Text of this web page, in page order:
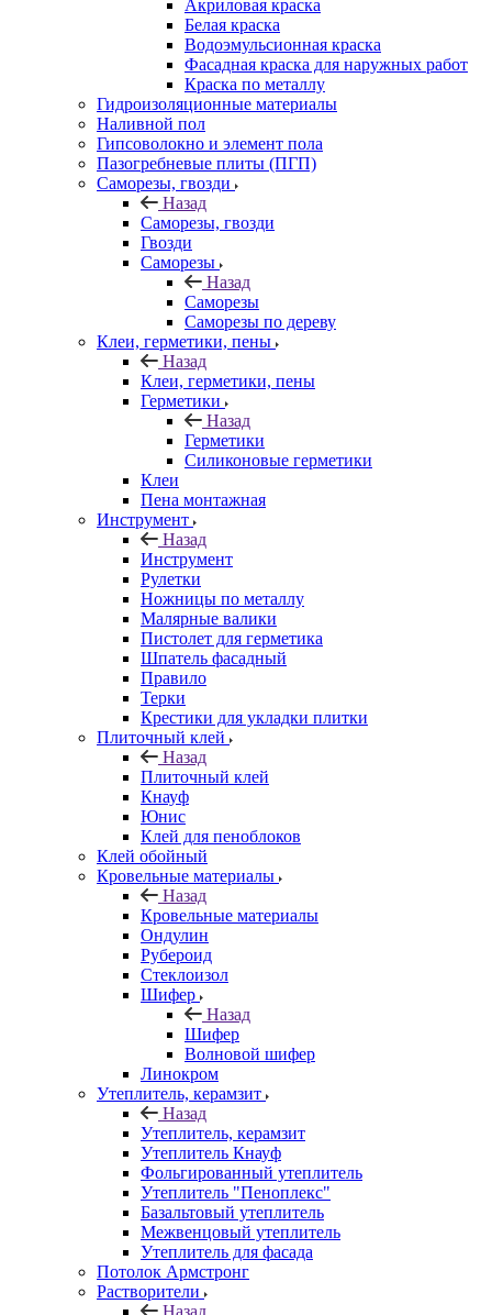
Акриловая краска
Белая краска
Водоэмульсионная краска
Фасадная краска для наружных работ
Краска по металлу
Гидроизоляционные материалы
Наливной пол
Гипсоволокно и элемент пола
Пазогребневые плиты (ПГП)
Саморезы, гвозди
Назад
Саморезы, гвозди
Гвозди
Саморезы
Назад
Саморезы
Саморезы по дереву
Клеи, герметики, пены
Назад
Клеи, герметики, пены
Герметики
Назад
Герметики
Силиконовые герметики
Клеи
Пена монтажная
Инструмент
Назад
Инструмент
Рулетки
Ножницы по металлу
Малярные валики
Пистолет для герметика
Шпатель фасадный
Правило
Терки
Крестики для укладки плитки
Плиточный клей
Назад
Плиточный клей
Кнауф
Юнис
Клей для пеноблоков
Клей обойный
Кровельные материалы
Назад
Кровельные материалы
Ондулин
Рубероид
Стеклоизол
Шифер
Назад
Шифер
Волновой шифер
Линокром
Утеплитель, керамзит
Назад
Утеплитель, керамзит
Утеплитель Кнауф
Фольгированный утеплитель
Утеплитель "Пеноплекс"
Базальтовый утеплитель
Межвенцовый утеплитель
Утеплитель для фасада
Потолок Армстронг
Растворители
Назад